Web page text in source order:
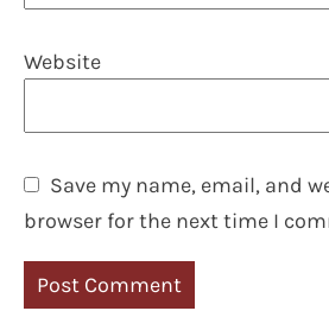
Website
Save my name, email, and
browser for the next time I